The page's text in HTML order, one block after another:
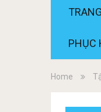
PHỤC
Home